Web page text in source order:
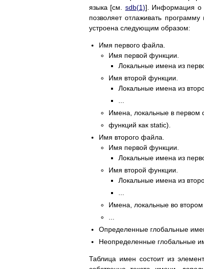
языка [см. sdb(1)]. Информация о
позволяет отлаживать
устроена следующим образом:
Имя первого файла.
Имя первой функции.
Локальные имена из
Имя второй функции.
Локальные имена из
Имена, локальные в первом
функций как static).
Имя второго файла.
Имя первой функции.
Локальные имена из
Имя второй функции.
Локальные имена из
Имена, локальные во
Определенные глобальные
Неопределенные глобальные
Таблица имен состоит из